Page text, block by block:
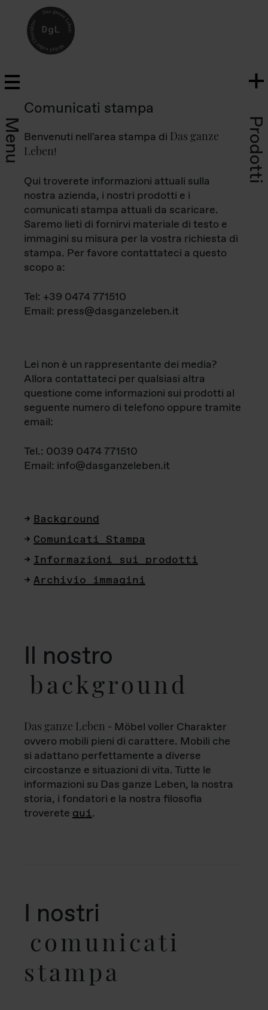
Menu Prodotti
Comunicati stampa
Benvenuti nell'area stampa di Das ganze
Leben!
Qui troverete informazioni attuali sulla
nostra azienda, i nostri prodotti e i
comunicati stampa attuali da scaricare.
Saremo lieti di fornirvi materiale di testo e
immagini su misura per la vostra richiesta di
stampa. Per favore contattateci a questo
scopo a:
Tel: +39 0474 771510
Email: press@dasganzeleben.it
Lei non è un rappresentante dei media?
Allora contattateci per qualsiasi altra
questione come informazioni sui prodotti al
seguente numero di telefono oppure tramite
email:
Tel.: 0039 0474 771510
Email: info@dasganzeleben.it
Background
Comunicati Stampa
Informazioni sui prodotti
Archivio immagini
Il nostro
background
Das ganze Leben - Möbel voller Charakter
ovvero mobili pieni di carattere. Mobili che
si adattano perfettamente a diverse
circostanze e situazioni di vita. Tutte le
informazioni su Das ganze Leben, la nostra
storia, i fondatori e la nostra filosofia
troverete qui.
I nostri
comunicati
stampa